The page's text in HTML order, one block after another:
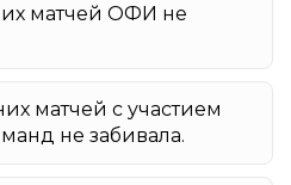
матчей ОФИ не
матчей с участием
не забивала.